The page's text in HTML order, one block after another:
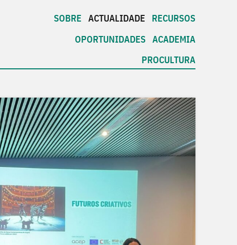
SOBRE ACTUALIDADE
RECURSOS
OPORTUNIDADES
ACADEMIA
PROCULTURA